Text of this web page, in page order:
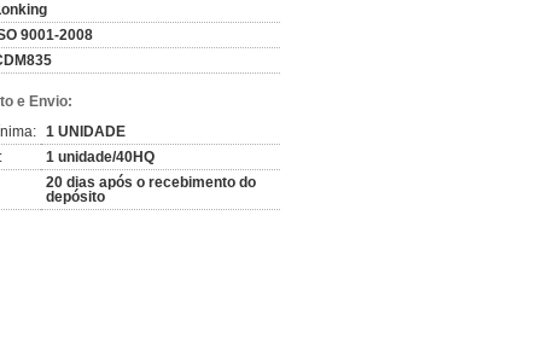
9001-2008
e Envio:
1 UNIDADE
1 unidade/40HQ
20 dias após o recebimento do
depósito